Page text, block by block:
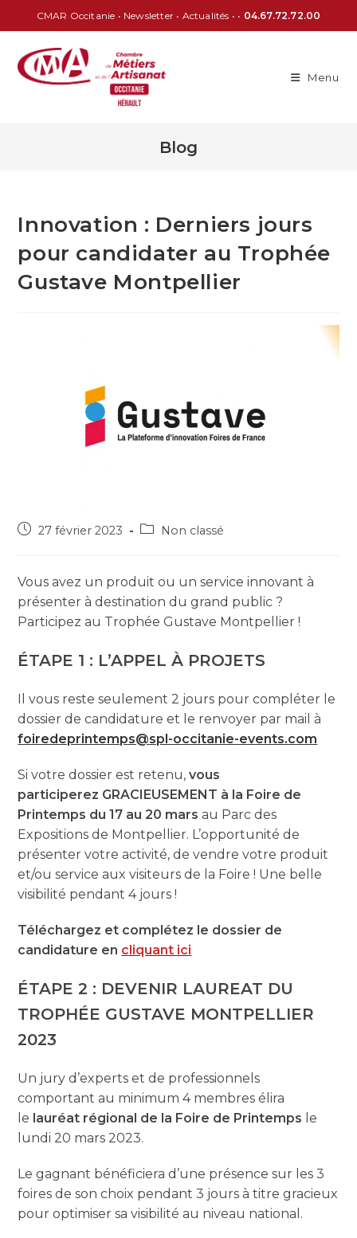
CMAR Occitanie • Newsletter • Actualités • • 04.67.72.72.00
Menu
Blog
Innovation : Derniers jours
pour candidater au Trophée
Gustave Montpellier
27 février 2023 Non classé
Vous avez un produit ou un service innovant à
présenter à destination du grand public ?
Participez au Trophée Gustave Montpellier !
ÉTAPE 1 : L’APPEL À PROJETS
Il vous reste seulement 2 jours pour compléter le
dossier de candidature et le renvoyer par mail à
foiredeprintemps@spl-occitanie-events.com
Si votre dossier est retenu,vous
participerez GRACIEUSEMENT à la Foire de
Printemps du 17 au 20 mars au Parc des
Expositions de Montpellier. L’opportunité de
présenter votre activité, de vendre votre produit
et/ou service aux visiteurs de la Foire ! Une belle
visibilité pendant 4 jours !
Téléchargez et complétez le dossier de
candidature en cliquant ici
ÉTAPE 2 : DEVENIR LAUREAT DU
TROPHÉE GUSTAVE MONTPELLIER
2023
Un jury d’experts et de professionnels
comportant au minimum 4 membres élira
le lauréat régional de la Foire de Printemps le
lundi 20 mars 2023.
Le gagnant bénéficiera d’une présence sur les 3
foires de son choix pendant 3 jours à titre gracieux
pour optimiser sa visibilité au niveau national.